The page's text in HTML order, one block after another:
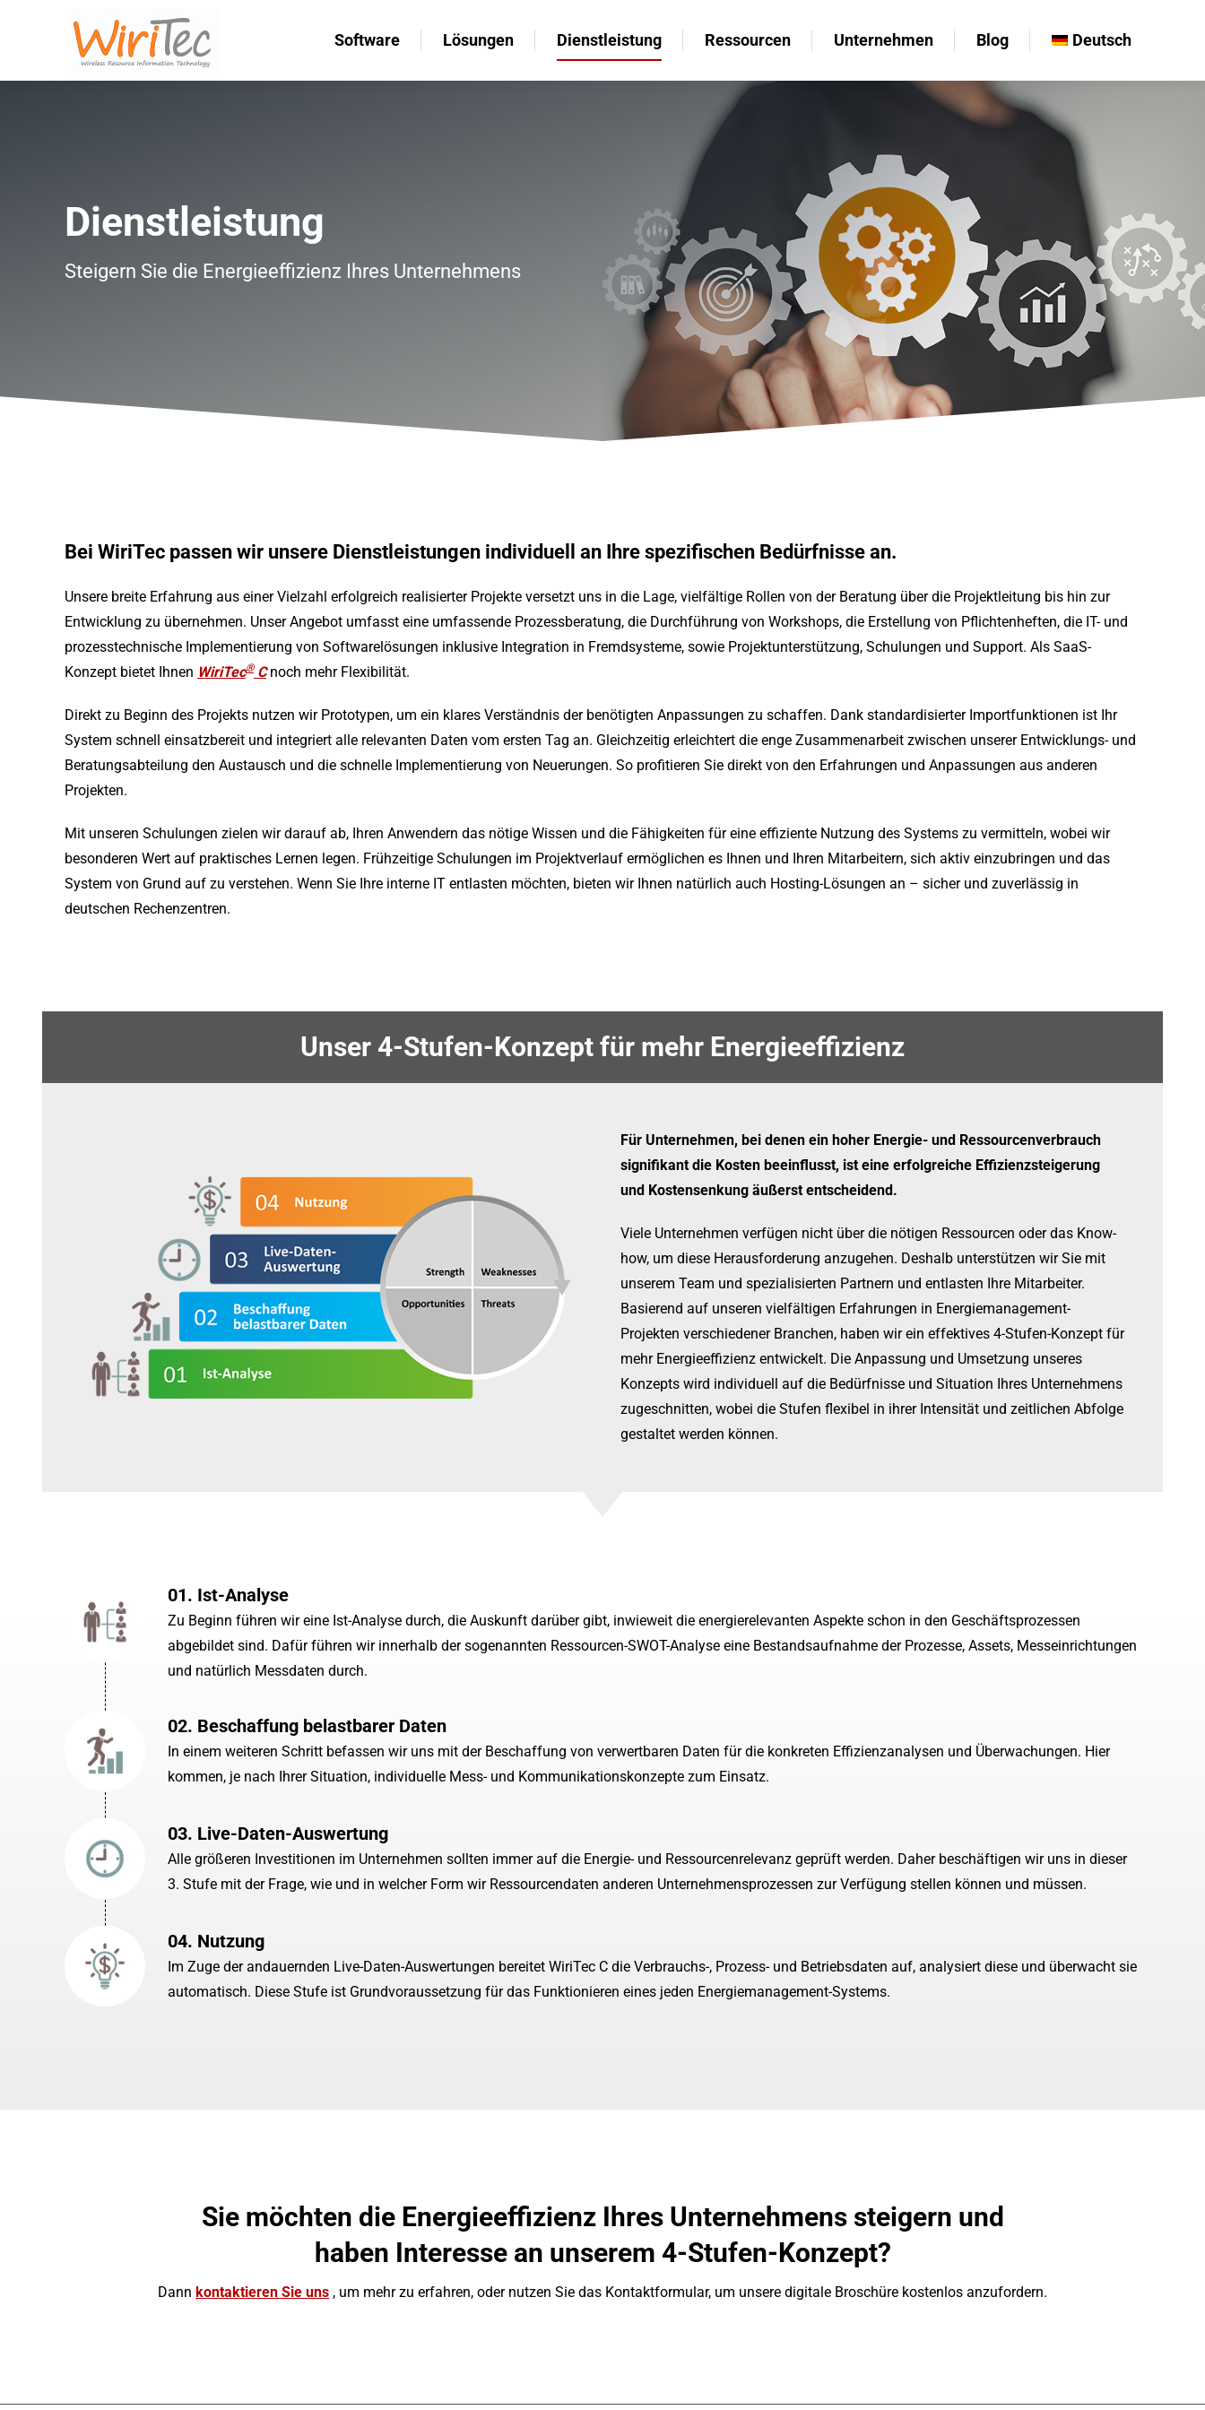
Software Lösungen Dienstleistung Ressourcen Unternehmen Blog Deutsch
Dienstleistung
Steigern Sie die Energieeffizienz Ihres Unternehmens
Bei WiriTec passen wir unsere Dienstleistungen individuell an Ihre spezifischen Bedürfnisse an.
Unsere breite Erfahrung aus einer Vielzahl erfolgreich realisierter Projekte versetzt uns in die Lage, vielfältige Rollen von der Beratung über die Projektleitung bis hin zur
Entwicklung zu übernehmen. Unser Angebot umfasst eine umfassende Prozessberatung, die Durchführung von Workshops, die Erstellung von Pflichtenheften, die IT- und
prozesstechnische Implementierung von Softwarelösungen inklusive Integration in Fremdsysteme, sowie Projektunterstützung, Schulungen und Support. Als SaaS-
Konzept bietet Ihnen WiriTec®C noch mehr Flexibilität.
Direkt zu Beginn des Projekts nutzen wir Prototypen, um ein klares Verständnis der benötigten Anpassungen zu schaffen. Dank standardisierter Importfunktionen ist Ihr
System schnell einsatzbereit und integriert alle relevanten Daten vom ersten Tag an. Gleichzeitig erleichtert die enge Zusammenarbeit zwischen unserer Entwicklungs- und
Beratungsabteilung den Austausch und die schnelle Implementierung von Neuerungen. So profitieren Sie direkt von den Erfahrungen und Anpassungen aus anderen
Projekten.
Mit unseren Schulungen zielen wir darauf ab, Ihren Anwendern das nötige Wissen und die Fähigkeiten für eine effiziente Nutzung des Systems zu vermitteln, wobei wir
besonderen Wert auf praktisches Lernen legen. Frühzeitige Schulungen im Projektverlauf ermöglichen es Ihnen und Ihren Mitarbeitern, sich aktiv einzubringen und das
System von Grund auf zu verstehen. Wenn Sie Ihre interne IT entlasten möchten, bieten wir Ihnen natürlich auch Hosting-Lösungen an – sicher und zuverlässig in
deutschen Rechenzentren.
Unser 4-Stufen-Konzept für mehr Energieeffizienz
Für Unternehmen, bei denen ein hoher Energie- und Ressourcenverbrauch
signifikant die Kosten beeinflusst, ist eine erfolgreiche Effizienzsteigerung
und Kostensenkung äußerst entscheidend.
Viele Unternehmen verfügen nicht über die nötigen Ressourcen oder das Know-
how, um diese Herausforderung anzugehen. Deshalb unterstützen wir Sie mit
unserem Team und spezialisierten Partnern und entlasten Ihre Mitarbeiter.
Basierend auf unseren vielfältigen Erfahrungen in Energiemanagement-
Projekten verschiedener Branchen, haben wir ein effektives 4-Stufen-Konzept für
mehr Energieeffizienz entwickelt. Die Anpassung und Umsetzung unseres
Konzepts wird individuell auf die Bedürfnisse und Situation Ihres Unternehmens
zugeschnitten, wobei die Stufen flexibel in ihrer Intensität und zeitlichen Abfolge
gestaltet werden können.
01. Ist-Analyse
Zu Beginn führen wir eine Ist-Analyse durch, die Auskunft darüber gibt, inwieweit die energierelevanten Aspekte schon in den Geschäftsprozessen
abgebildet sind. Dafür führen wir innerhalb der sogenannten Ressourcen-SWOT-Analyse eine Bestandsaufnahme der Prozesse, Assets, Messeinrichtungen
und natürlich Messdaten durch.
02. Beschaffung belastbarer Daten
In einem weiteren Schritt befassen wir uns mit der Beschaffung von verwertbaren Daten für die konkreten Effizienzanalysen und Überwachungen. Hier
kommen, je nach Ihrer Situation, individuelle Mess- und Kommunikationskonzepte zum Einsatz.
03. Live-Daten-Auswertung
Alle größeren Investitionen im Unternehmen sollten immer auf die Energie- und Ressourcenrelevanz geprüft werden. Daher beschäftigen wir uns in dieser
3. Stufe mit der Frage, wie und in welcher Form wir Ressourcendaten anderen Unternehmensprozessen zur Verfügung stellen können und müssen.
04. Nutzung
Im Zuge der andauernden Live-Daten-Auswertungen bereitet WiriTec C die Verbrauchs-, Prozess- und Betriebsdaten auf, analysiert diese und überwacht sie
automatisch. Diese Stufe ist Grundvoraussetzung für das Funktionieren eines jeden Energiemanagement-Systems.
Sie möchten die Energieeffizienz Ihres Unternehmens steigern und
haben Interesse an unserem 4-Stufen-Konzept?
Dann kontaktieren Sie uns , um mehr zu erfahren, oder nutzen Sie das Kontaktformular, um unsere digitale Broschüre kostenlos anzufordern.
Software Lösungen Dienstleistung Ressourcen Unternehmen Blog Deutsch